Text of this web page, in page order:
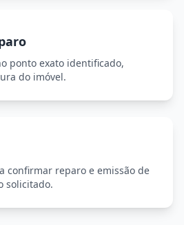
ponto exato identificado,
do imóvel.
confirmar reparo e emissão de
solicitado.